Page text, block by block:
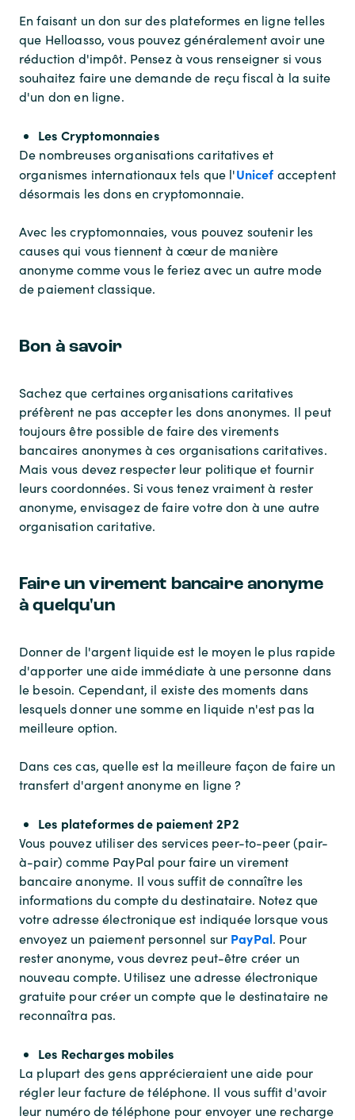
En faisant un don sur des plateformes en ligne telles
que Helloasso, vous pouvez généralement avoir une
réduction d'impôt. Pensez à vous renseigner si vous
souhaitez faire une demande de reçu fiscal à la suite
d'un don en ligne.
Les Cryptomonnaies
De nombreuses organisations caritatives et
organismes internationaux tels que l'Unicef acceptent
désormais les dons en cryptomonnaie.
Avec les cryptomonnaies, vous pouvez soutenir les
causes qui vous tiennent à cœur de manière
anonyme comme vous le feriez avec un autre mode
de paiement classique.
Bon à savoir
Sachez que certaines organisations caritatives
préfèrent ne pas accepter les dons anonymes. Il peut
toujours être possible de faire des virements
bancaires anonymes à ces organisations caritatives.
Mais vous devez respecter leur politique et fournir
leurs coordonnées. Si vous tenez vraiment à rester
anonyme, envisagez de faire votre don à une autre
organisation caritative.
Faire un virement bancaire anonyme
à quelqu'un
Donner de l'argent liquide est le moyen le plus rapide
d'apporter une aide immédiate à une personne dans
le besoin. Cependant, il existe des moments dans
lesquels donner une somme en liquide n'est pas la
meilleure option.
Dans ces cas, quelle est la meilleure façon de faire un
transfert d'argent anonyme en ligne ?
Les plateformes de paiement 2P2
Vous pouvez utiliser des services peer-to-peer (pair-
à-pair) comme PayPal pour faire un virement
bancaire anonyme. Il vous suffit de connaître les
informations du compte du destinataire. Notez que
votre adresse électronique est indiquée lorsque vous
envoyez un paiement personnel sur PayPal. Pour
rester anonyme, vous devrez peut-être créer un
nouveau compte. Utilisez une adresse électronique
gratuite pour créer un compte que le destinataire ne
reconnaîtra pas.
Les Recharges mobiles
La plupart des gens apprécieraient une aide pour
régler leur facture de téléphone. Il vous suffit d'avoir
leur numéro de téléphone pour envoyer une recharge